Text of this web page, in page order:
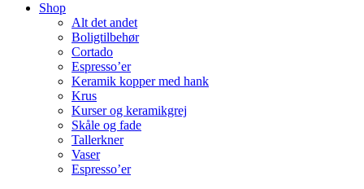
Shop
Alt det andet
Boligtilbehør
Cortado
Espresso’er
Keramik kopper med hank
Krus
Kurser og keramikgrej
Skåle og fade
Tallerkner
Vaser
Espresso’er